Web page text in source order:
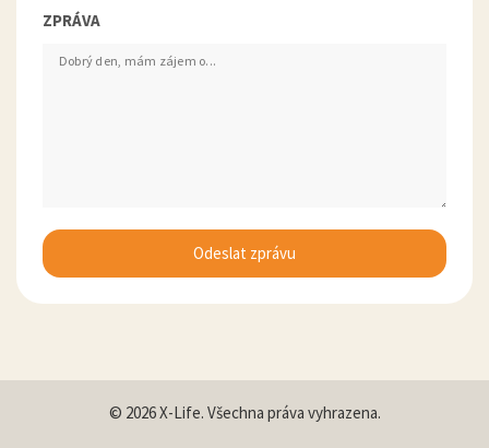
ZPRÁVA
© 2026 X-Life. Všechna práva vyhrazena.